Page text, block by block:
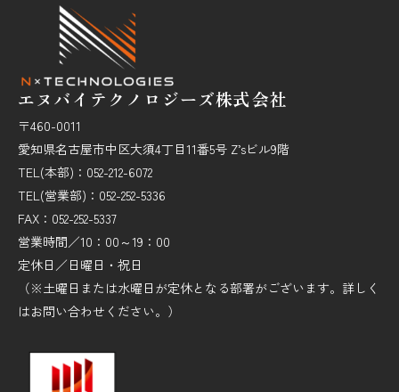
エヌバイテクノロジーズ株式会社
〒460-0011
愛知県名古屋市中区大須4丁目11番5号 Z’sビル9階
TEL(本部)：052-212-6072
TEL(営業部)：052-252-5336
FAX：052-252-5337
営業時間／10：00～19：00
定休日／日曜日・祝日
（※土曜日または水曜日が定休となる部署がございます。詳しく
はお問い合わせください。）